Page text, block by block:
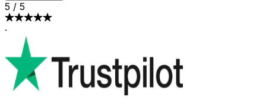
5 / 5
·